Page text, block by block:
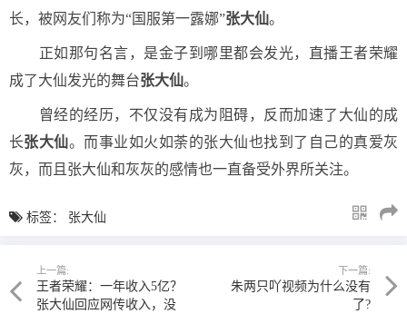
长，被网友们称为“国服第一露娜”张大仙。
正如那句名言，是金子到哪里都会发光，直播王者荣耀
成了大仙发光的舞台张大仙。
曾经的经历，不仅没有成为阻碍，反而加速了大仙的成
长张大仙。而事业如火如荼的张大仙也找到了自己的真爱灰
灰，而且张大仙和灰灰的感情也一直备受外界所关注。
标签： 张大仙
上一篇:
王者荣耀：一年收入5亿？
张大仙回应网传收入，没
下一篇:
朱两只吖视频为什么没有
了?